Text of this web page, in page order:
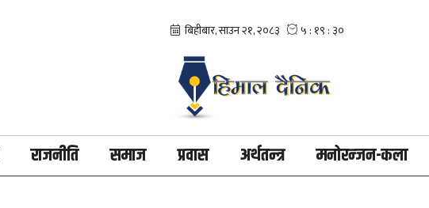
राजनीति समाज प्रवास अर्थतन्त्र मनोरन्जन-कला